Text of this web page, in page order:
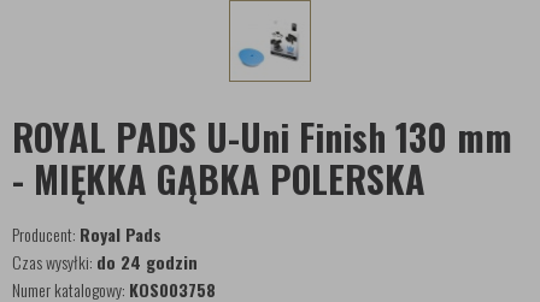
ROYAL PADS U-Uni Finish 130 mm
- MIĘKKA GĄBKA POLERSKA
Producent: Royal Pads
Czas wysyłki: do 24 godzin
Numer katalogowy: KOS003758